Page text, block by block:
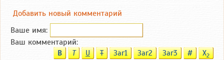
Добавить новый комментарий
Ваше имя:
Ваш комментарий:
B T U T Заг1 Заг2 Заг3 # X2